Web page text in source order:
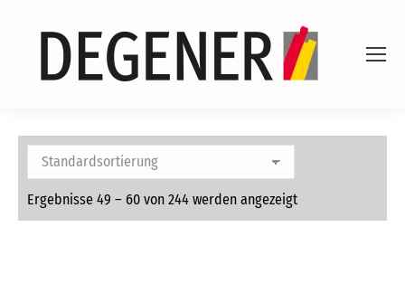
Ergebnisse 49 – 60 von 244 werden angezeigt